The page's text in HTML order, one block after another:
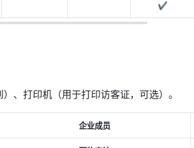
✔️
、打印机（用于打印访客证，可选）。
企业成员